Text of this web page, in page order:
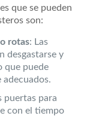
que se pueden
son:
rotas: Las
desgastarse y
que puede
puertas para
con el tiempo